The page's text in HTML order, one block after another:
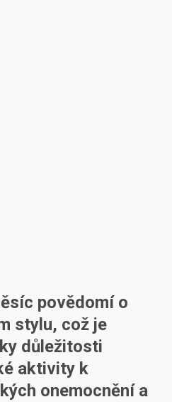
povědomí o
stylu, což je
důležitosti
aktivity k
onemocnění a